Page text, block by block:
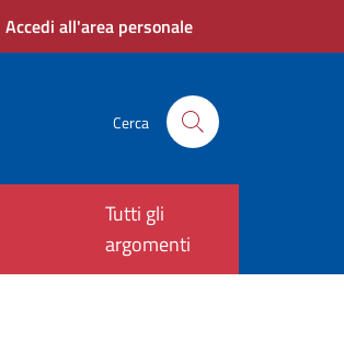
Accedi all'area personale
Cerca
Tutti gli
argomenti